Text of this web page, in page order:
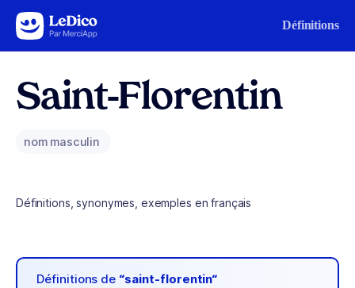
Aller au contenu Définitions
Saint-Florentin
nom masculin
Définitions, synonymes, exemples en français
Définitions de “saint-florentin“